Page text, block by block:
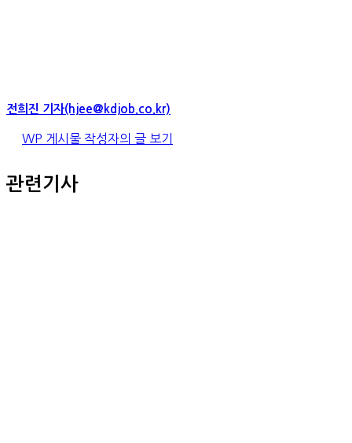
전희진 기자(hjee@kdjob.co.kr)
WP 게시물 작성자의 글 보기
관련기사